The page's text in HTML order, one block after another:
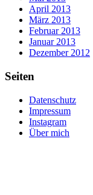
April 2013
März 2013
Februar 2013
Januar 2013
Dezember 2012
Seiten
Datenschutz
Impressum
Instagram
Über mich